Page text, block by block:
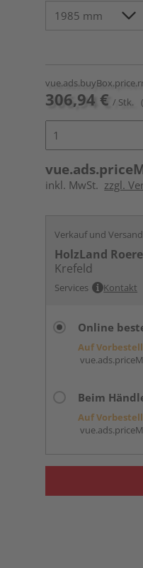
306,94 € / Stk.
inkl. MwSt. zzgl.
Verkauf und
HolzLand
Krefeld
Services Kontakt
Online
Auf
Beim
Auf